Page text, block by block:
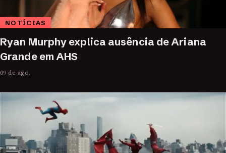
NOTÍCIAS
Ryan Murphy explica ausência de Ariana
Grande em AHS
09 de ago.